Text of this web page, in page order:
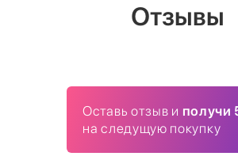
Отзывы
Оставь отзыв и получи
на следущую покупку